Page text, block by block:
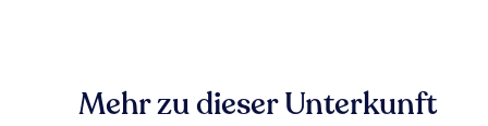
Mehr zu dieser Unterkunft